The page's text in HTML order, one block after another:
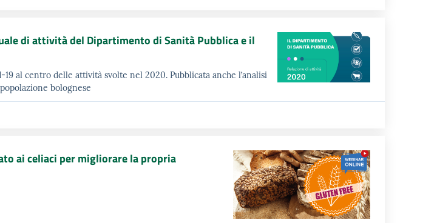
di attività del Dipartimento di Sanità Pubblica e il
19 al centro delle attività svolte nel 2020. Pubblicata anche l’analisi
bolognese
ai celiaci per migliorare la propria